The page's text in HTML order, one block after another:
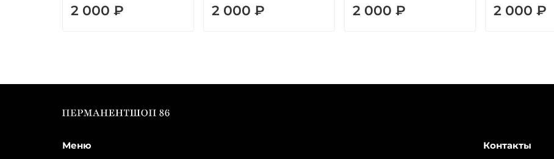
2 000 ₽ 2 000 ₽ 2 000 ₽ 2 000 ₽
Меню Контакты